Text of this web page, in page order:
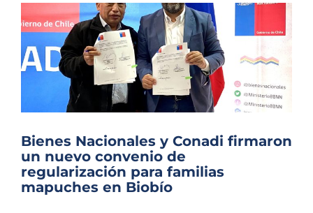
Bienes Nacionales y Conadi firmaron
un nuevo convenio de
regularización para familias
mapuches en Biobío